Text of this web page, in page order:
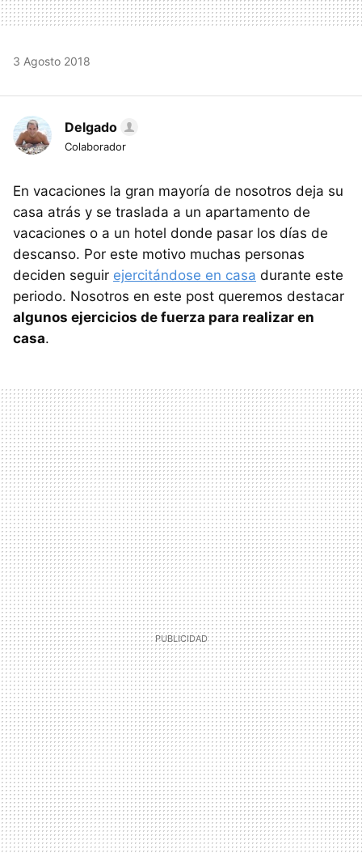
3 Agosto 2018
Delgado
Colaborador
En vacaciones la gran mayoría de nosotros deja su
casa atrás y se traslada a un apartamento de
vacaciones o a un hotel donde pasar los días de
descanso. Por este motivo muchas personas
deciden seguir ejercitándose en casa durante este
periodo. Nosotros en este post queremos destacar
algunos ejercicios de fuerza para realizar en
casa.